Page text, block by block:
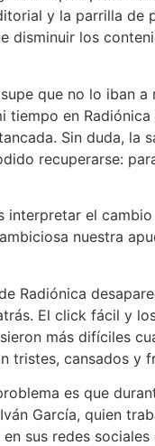
y la parrilla
disminuir los
que no lo iban
en
Sin duda,
recuperarse:
el
nuestra
Radiónica
El click fácil y
más difíciles
tristes, cansados y
es que
García, quien
sus redes